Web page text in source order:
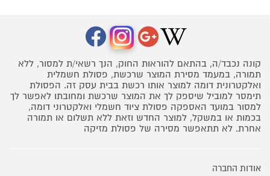
קונה נכבד/ה, בהתאם להוראות החוק, הנך רשאי/ת למסור, ללא
תמורה, במעמד מסירת המוצר שרכשת, פסולת חשמלית
ואלקטרונית דומה למוצר אותו רכשת בבית עסק זה. הפסולת
תימסר למוביל שיספק לך את המוצר שרכשת ומחובתו לאפשר לך
למסור במועד האספקה פסולת ציוד חשמלי ואלקטרוני דומה,
בכמות או במשקל, למוצר החדש וזאת ללא תשלום או תמורה
אחרת. לא תתאפשר מסירה של פסולת מזיקה
אודות החברה